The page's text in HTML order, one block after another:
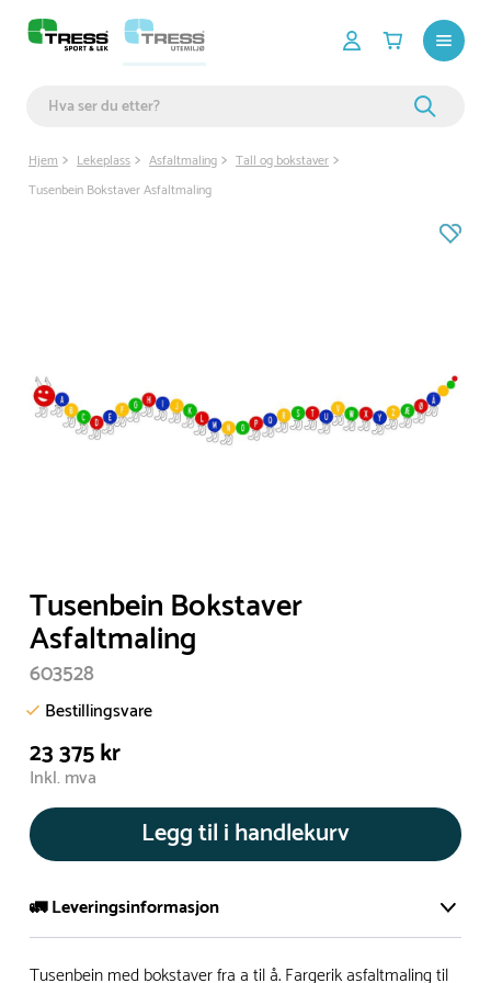
Hjem Lekeplass Asfaltmaling
Tall og bokstaver
Tusenbein Bokstaver Asfaltmaling
Tusenbein Bokstaver
Asfaltmaling
603528
Bestillingsvare
23 375 kr
Inkl. mva
Legg til i handlekurv
🚛 Leveringsinformasjon
De aller fleste av våre lekeapparat produseres på bestilling.
Tusenbein med bokstaver fra a til å. Fargerik asfaltmaling til